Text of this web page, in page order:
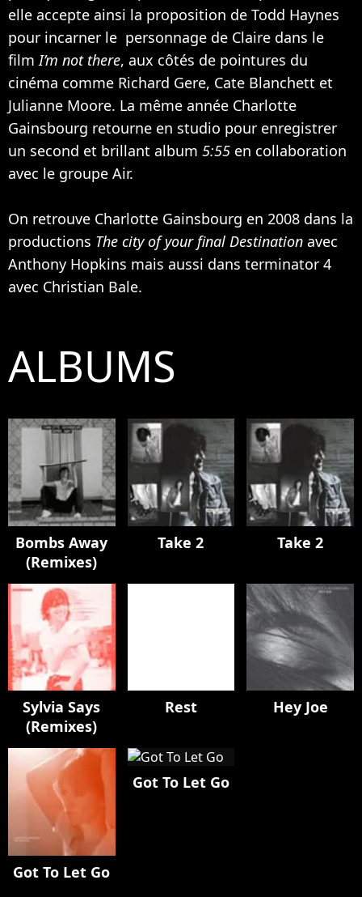
elle accepte ainsi la proposition de Todd Haynes
pour incarner le personnage de Claire dans le
filmI’m not there, aux côtés de pointures du
cinéma comme Richard Gere, Cate Blanchett et
Julianne Moore. La même année Charlotte
Gainsbourg retourne en studio pour enregistrer
un second et brillant album 5:55 en collaboration
avec le groupe Air.
On retrouve Charlotte Gainsbourg en 2008 dans la
productions The city of your final Destination avec
Anthony Hopkins mais aussi dans terminator 4
avec Christian Bale.
ALBUMS
Bombs Away
(Remixes)
Take 2 Take 2
Sylvia Says
(Remixes)
Rest Hey Joe
Got To Let Go
Got To Let Go